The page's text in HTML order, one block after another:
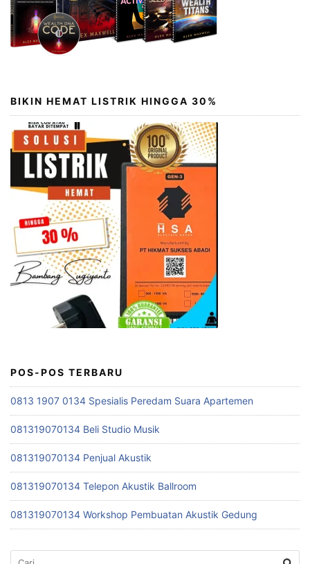
BIKIN HEMAT LISTRIK HINGGA 30%
POS-POS TERBARU
0813 1907 0134 Spesialis Peredam Suara Apartemen
081319070134 Beli Studio Musik
081319070134 Penjual Akustik
081319070134 Telepon Akustik Ballroom
081319070134 Workshop Pembuatan Akustik Gedung
Cari